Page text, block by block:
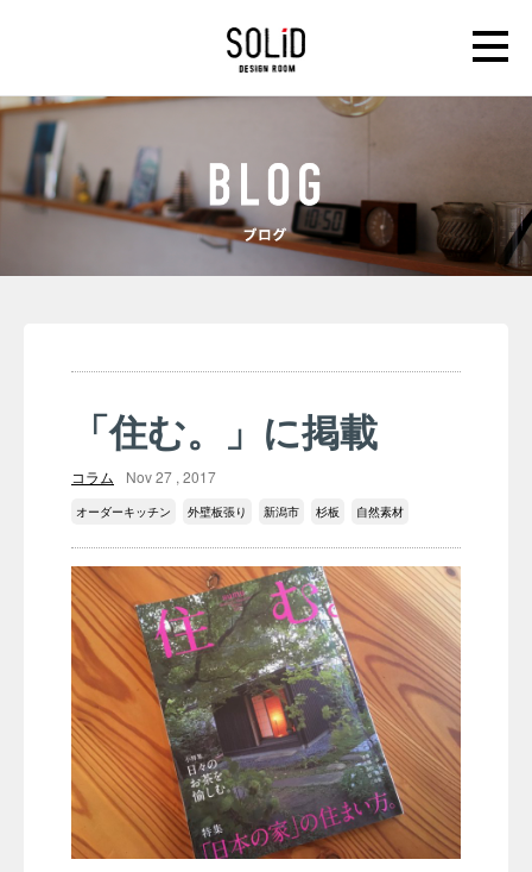
「住む。」に掲載
コラム Nov 27 , 2017
オーダーキッチン 外壁板張り 新潟市 杉板 自然素材